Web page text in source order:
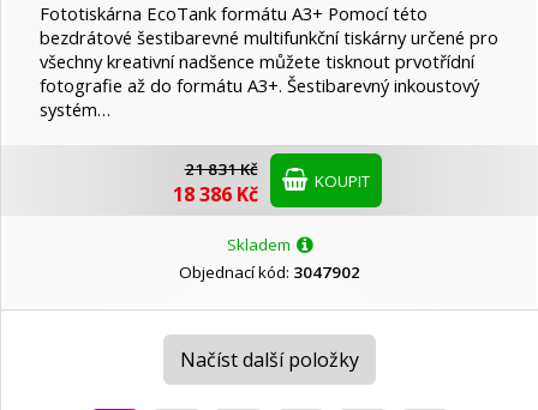
Fototiskárna EcoTank formátu A3+ Pomocí této
bezdrátové šestibarevné multifunkční tiskárny určené pro
všechny kreativní nadšence můžete tisknout prvotřídní
fotografie až do formátu A3+. Šestibarevný inkoustový
systém…
21 831 Kč
18 386 Kč KOUPIT
Skladem
Objednací kód: 3047902
Načíst další položky